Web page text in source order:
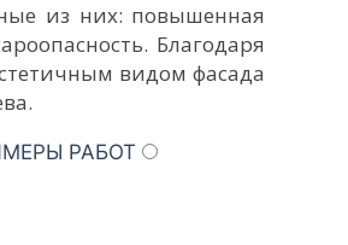
из них: повышенная
Благодаря
видом фасада
РАБОТ